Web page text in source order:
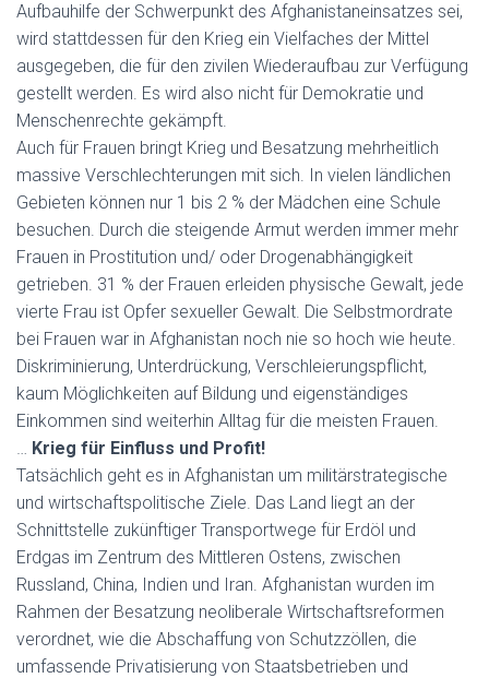
Aufbauhilfe der Schwerpunkt des Afghanistaneinsatzes sei,
wird stattdessen für den Krieg ein Vielfaches der Mittel
ausgegeben, die für den zivilen Wiederaufbau zur Verfügung
gestellt werden. Es wird also nicht für Demokratie und
Menschenrechte gekämpft.
Auch für Frauen bringt Krieg und Besatzung mehrheitlich
massive Verschlechterungen mit sich. In vielen ländlichen
Gebieten können nur 1 bis 2 % der Mädchen eine Schule
besuchen. Durch die steigende Armut werden immer mehr
Frauen in Prostitution und/ oder Drogenabhängigkeit
getrieben. 31 % der Frauen erleiden physische Gewalt, jede
vierte Frau ist Opfer sexueller Gewalt. Die Selbstmordrate
bei Frauen war in Afghanistan noch nie so hoch wie heute.
Diskriminierung, Unterdrückung, Verschleierungspflicht,
kaum Möglichkeiten auf Bildung und eigenständiges
Einkommen sind weiterhin Alltag für die meisten Frauen.
… Krieg für Einfluss und Profit!
Tatsächlich geht es in Afghanistan um militärstrategische
und wirtschaftspolitische Ziele. Das Land liegt an der
Schnittstelle zukünftiger Transportwege für Erdöl und
Erdgas im Zentrum des Mittleren Ostens, zwischen
Russland, China, Indien und Iran. Afghanistan wurden im
Rahmen der Besatzung neoliberale Wirtschaftsreformen
verordnet, wie die Abschaffung von Schutzzöllen, die
umfassende Privatisierung von Staatsbetrieben und